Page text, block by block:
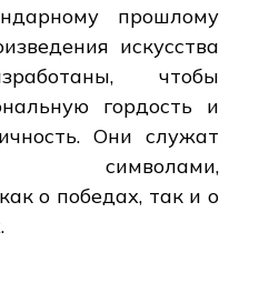
прошлому
искусства
чтобы
гордость и
Они служат
символами,
о победах, так и о